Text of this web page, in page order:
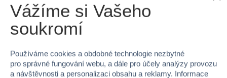
Parametry produktu
EAN 8592525873785
Vážíme si Vašeho
soukromí
Používáme cookies a obdobné technologie nezbytné
pro správné fungování webu, a dále pro účely analýzy provozu
a návštěvnosti a personalizaci obsahu a reklamy. Informace